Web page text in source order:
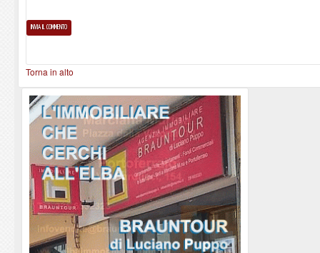
Torna in alto